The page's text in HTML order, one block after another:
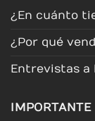
¿En cuánto
¿Por qué
Entrevistas a
IMPORTANTE